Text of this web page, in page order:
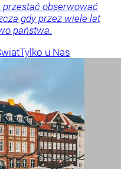
przestać obserwować
gdy przez wiele lat
państwa.
Tylko u Nas